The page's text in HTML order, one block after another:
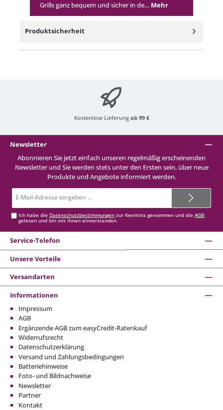
Grills ganz bequem und sicher in de… Mehr
Produktsicherheit
Kostenlose Lieferung ab 99 €
Newsletter
Abonnieren Sie jetzt einfach unseren regelmäßig erscheinenden
Newsletter und Sie werden stets unter den Ersten sein, über neue
Produkte und Angebote informiert werden.
Mail-
Ich habe die Datenschutzbestimmungen zur Kenntnis genommen und dieAGB
gelesen und bin mit ihnen einverstanden.
Service-Telefon
Unsere Vorteile
Versandarten
Informationen
Impressum
AGB
Ergänzende AGB zum easyCredit-Ratenkauf
Widerrufsrecht
Datenschutzerklärung
Versand und Zahlungsbedingungen
Batteriehinweise
Foto- und Bildnachweise
Newsletter
Partner
Kontakt